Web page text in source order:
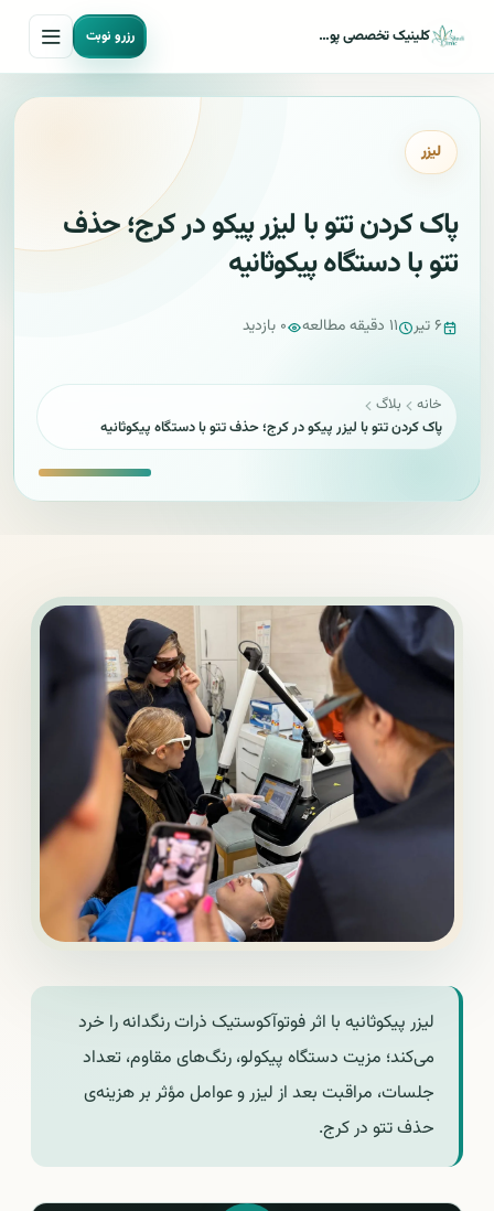
کلینیک تخصصی پوست مو و لیزر شادی رزرو نوبت
لیزر
پاک کردن تتو با لیزر پیکو در کرج؛ حذف
تتو با دستگاه پیکوثانیه
۶ تیر ۱۱ دقیقه مطالعه ۰ بازدید
خانه
بلاگ
پاک کردن تتو با لیزر پیکو در کرج؛ حذف تتو با دستگاه پیکوثانیه
لیزر پیکوثانیه با اثر فوتوآکوستیک ذرات رنگدانه را خرد
می‌کند؛ مزیت دستگاه پیکولو، رنگ‌های مقاوم، تعداد
جلسات، مراقبت بعد از لیزر و عوامل مؤثر بر هزینه‌ی
حذف تتو در کرج.